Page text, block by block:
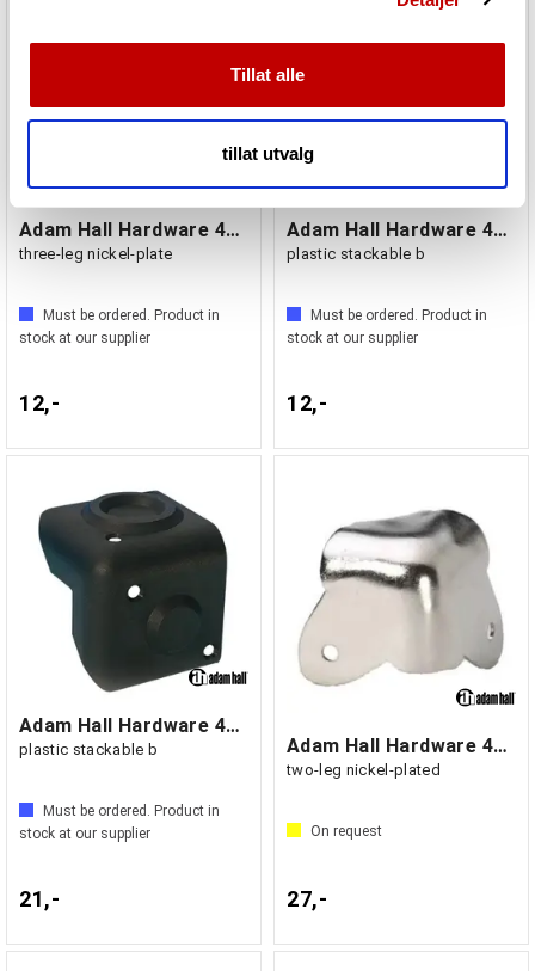
vårt, med partnerne våre innen sosiale medier,
annonsering og analysearbeid, som kan kombinere den
med annen informasjon du har gjort tilgjengelig for dem,
Tillat alle
tillat utvalg
Adam Hall Hardware 4012 - Case Corner
three-leg nickel-plate
Must be ordered. Product in
stock at our supplier
12,-
Adam Hall Hardware 4013 - Cabinet Corner
plastic stackable b
Must be ordered. Product in
stock at our supplier
12,-
Adam Hall Hardware 4018 - Cabinet Corner
plastic stackable b
Must be ordered. Product in
stock at our supplier
21,-
Adam Hall Hardware 4026 - Case Corner
two-leg nickel-plated
On request
27,-